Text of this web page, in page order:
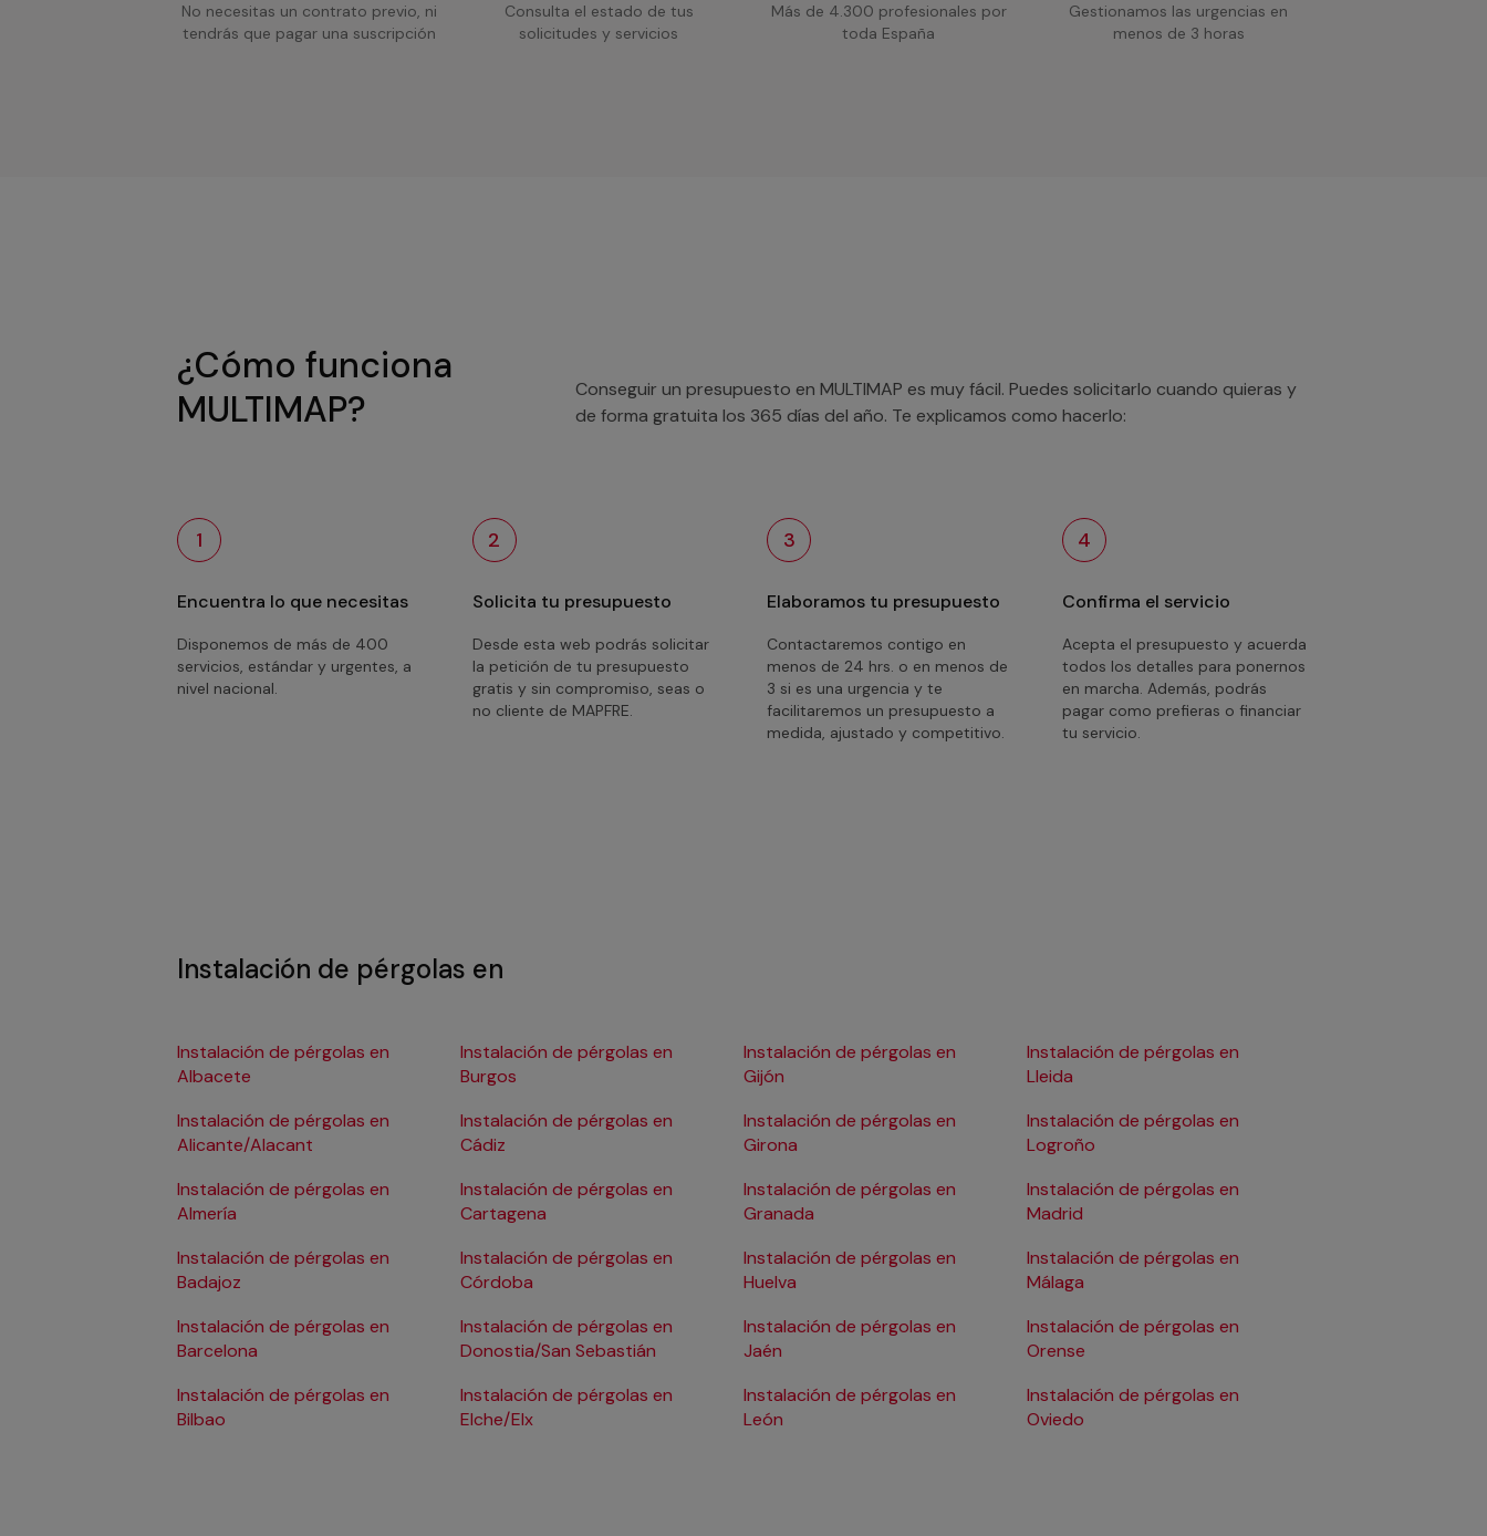
No necesitas un contrato previo, ni
tendrás que pagar una suscripción
Consulta el estado de tus
solicitudes y servicios
Más de 4.300 profesionales por
toda España
Gestionamos las urgencias en
menos de 3 horas
¿Cómo funciona
MULTIMAP?
Conseguir un presupuesto en MULTIMAP es muy fácil. Puedes solicitarlo cuando quieras y
de forma gratuita los 365 días del año. Te explicamos como hacerlo:
1
Encuentra lo que necesitas
Disponemos de más de 400
servicios, estándar y urgentes, a
nivel nacional.
2
Solicita tu presupuesto
Desde esta web podrás solicitar
la petición de tu presupuesto
gratis y sin compromiso, seas o
no cliente de MAPFRE.
3
Elaboramos tu presupuesto
Contactaremos contigo en
menos de 24 hrs. o en menos de
3 si es una urgencia y te
facilitaremos un presupuesto a
medida, ajustado y competitivo.
4
Confirma el servicio
Acepta el presupuesto y acuerda
todos los detalles para ponernos
en marcha. Además, podrás
pagar como prefieras o financiar
tu servicio.
Instalación de pérgolas en
Instalación de pérgolas en
Albacete
Instalación de pérgolas en
Alicante/Alacant
Instalación de pérgolas en
Almería
Instalación de pérgolas en
Badajoz
Instalación de pérgolas en
Barcelona
Instalación de pérgolas en
Bilbao
Instalación de pérgolas en
Burgos
Instalación de pérgolas en
Cádiz
Instalación de pérgolas en
Cartagena
Instalación de pérgolas en
Córdoba
Instalación de pérgolas en
Donostia/San Sebastián
Instalación de pérgolas en
Elche/Elx
Instalación de pérgolas en
Gijón
Instalación de pérgolas en
Girona
Instalación de pérgolas en
Granada
Instalación de pérgolas en
Huelva
Instalación de pérgolas en
Jaén
Instalación de pérgolas en
León
Instalación de pérgolas en
Lleida
Instalación de pérgolas en
Logroño
Instalación de pérgolas en
Madrid
Instalación de pérgolas en
Málaga
Instalación de pérgolas en
Orense
Instalación de pérgolas en
Oviedo